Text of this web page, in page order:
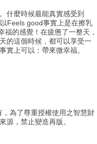
什麼時候最能真實感受到
Feels good事實上是在擦乳
的感覺！在疲憊了一整天，
的這個時候，都可以享受一
實上可以：帶來微幸福。
為了尊重授權使用之智慧財
源，禁止變造再版。